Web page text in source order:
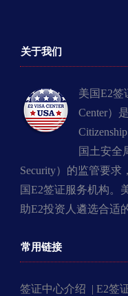
关于我们
美国E2签
Center）
国土安全
Security）的监管要
国E2签证服务机构。
助E2投资人遴选合适
常用链接
签证中心介绍 | E2签